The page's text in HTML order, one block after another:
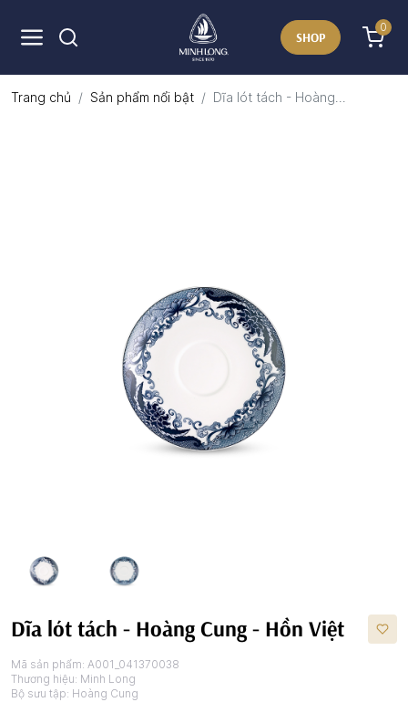
SHOP
0
Trang chủ Sản phẩm nổi bật Dĩa lót tách - Hoàng...
Dĩa lót tách - Hoàng Cung - Hồn Việt
Mã sản phẩm: A001_041370038
Thương hiệu: Minh Long
Bộ sưu tập: Hoàng Cung